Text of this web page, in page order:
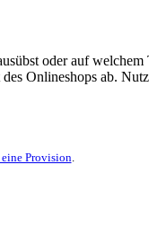
oder auf
Onlineshops ab.
Provision